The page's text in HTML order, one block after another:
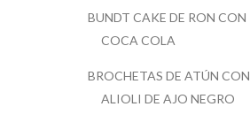
BUNDT CAKE DE RON CON
COCA COLA
BROCHETAS DE ATÚN CON
ALIOLI DE AJO NEGRO